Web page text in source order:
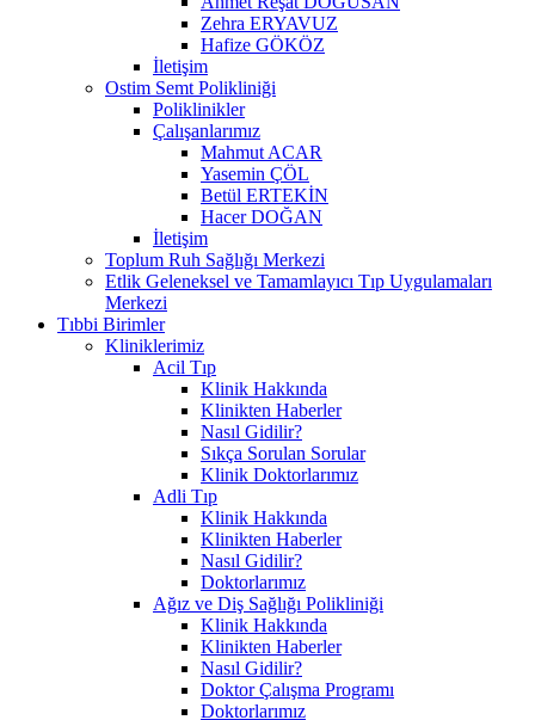
Zehra ERYAVUZ
Hafize GÖKÖZ
İletişim
Ostim Semt Polikliniği
Poliklinikler
Çalışanlarımız
Mahmut ACAR
Yasemin ÇÖL
Betül ERTEKİN
Hacer DOĞAN
İletişim
Toplum Ruh Sağlığı Merkezi
Etlik Geleneksel ve Tamamlayıcı Tıp Uygulamaları
Merkezi
Tıbbi Birimler
Kliniklerimiz
Acil Tıp
Klinik Hakkında
Klinikten Haberler
Nasıl Gidilir?
Sıkça Sorulan Sorular
Klinik Doktorlarımız
Adli Tıp
Klinik Hakkında
Klinikten Haberler
Nasıl Gidilir?
Doktorlarımız
Ağız ve Diş Sağlığı Polikliniği
Klinik Hakkında
Klinikten Haberler
Nasıl Gidilir?
Doktor Çalışma Programı
Doktorlarımız